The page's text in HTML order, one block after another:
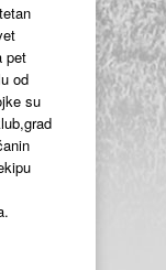
pet
od
su